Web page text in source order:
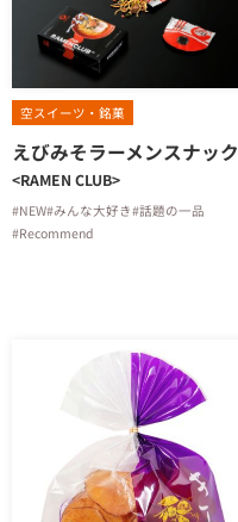
空スイーツ・銘菓
えびみそラーメンスナック
<RAMEN CLUB>
#NEW#みんな大好き#話題の一品
#Recommend